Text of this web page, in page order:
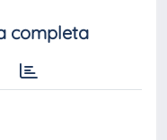
completa